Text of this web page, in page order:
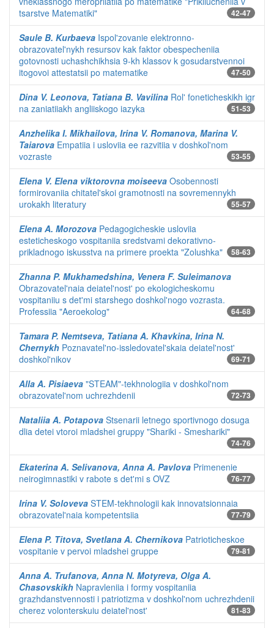
tsarstve Matematiki"
42-47
Saule B. Kurbaeva Ispol'zovanie elektronno-
obrazovatel'nykh resursov kak faktor obespecheniia
gotovnosti uchashchikhsia 9-kh klassov k gosudarstvennoi
itogovoi attestatsii po matematike
47-50
Dina V. Leonova, Tatiana B. Vavilina Rol' foneticheskikh igr
na zaniatiiakh angliiskogo iazyka
51-53
Anzhelika I. Mikhailova, Irina V. Romanova, Marina V.
Taiarova Empatiia i usloviia ee razvitiia v doshkol'nom
vozraste
53-55
Elena V. Elena viktorovna moiseeva Osobennosti
formirovaniia chitatel'skoi gramotnosti na sovremennykh
urokakh literatury
55-57
Elena A. Morozova Pedagogicheskie usloviia
esteticheskogo vospitaniia sredstvami dekorativno-
prikladnogo iskusstva na primere proekta "Zolushka"
58-63
Zhanna P. Mukhamedshina, Venera F. Suleimanova
Obrazovatel'naia deiatel'nost' po ekologicheskomu
vospitaniiu s det'mi starshego doshkol'nogo vozrasta.
Professiia "Aeroekolog"
64-68
Tamara P. Nemtseva, Tatiana A. Khavkina, Irina N.
Chernykh Poznavatel'no-issledovatel'skaia deiatel'nost'
doshkol'nikov
69-71
Alla A. Pisiaeva "STEAM"-tekhnologiia v doshkol'nom
obrazovatel'nom uchrezhdenii
72-73
Nataliia A. Potapova Stsenarii letnego sportivnogo dosuga
dlia detei vtoroi mladshei gruppy "Shariki - Smeshariki"
74-76
Ekaterina A. Selivanova, Anna A. Pavlova Primenenie
neirogimnastiki v rabote s det'mi s OVZ
76-77
Irina V. Soloveva STEM-tekhnologii kak innovatsionnaia
obrazovatel'naia kompetentsiia
77-79
Elena P. Titova, Svetlana A. Chernikova Patrioticheskoe
vospitanie v pervoi mladshei gruppe
79-81
Anna A. Trufanova, Anna N. Motyreva, Olga A.
Chasovskikh Napravleniia i formy vospitaniia
grazhdanstvennosti i patriotizma v doshkol'nom uchrezhdenii
cherez volonterskuiu deiatel'nost'
81-83